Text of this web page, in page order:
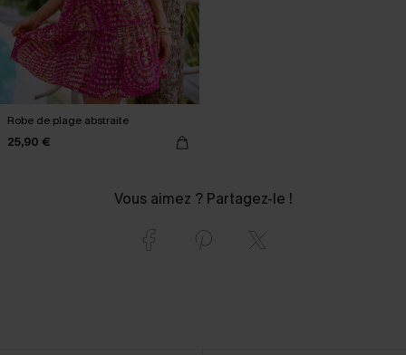
Robe de plage abstraite
25,90 €
Vous aimez ? Partagez-le !